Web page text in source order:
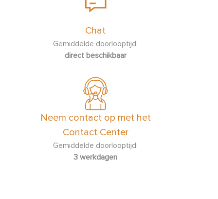
Chat
Gemiddelde doorlooptijd:
direct beschikbaar
Neem contact op met het
Contact Center
Gemiddelde doorlooptijd:
3 werkdagen